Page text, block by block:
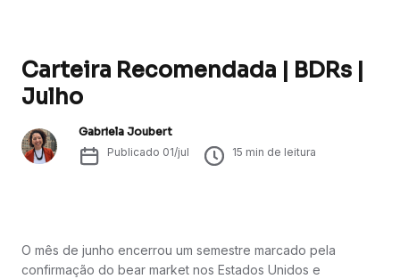
Carteira Recomendada | BDRs |
Julho
Gabriela Joubert
Publicado 01/jul 15 min de leitura
O mês de junho encerrou um semestre marcado pela
confirmação do bear market nos Estados Unidos e